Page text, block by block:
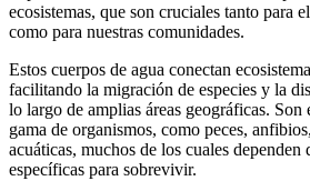
ecosistemas, que son cruciales tanto para
como para nuestras comunidades.
Estos cuerpos de agua conectan
facilitando la migración de especies y la
lo largo de amplias áreas geográficas. Son
gama de organismos, como peces,
acuáticas, muchos de los cuales dependen
específicas para sobrevivir.